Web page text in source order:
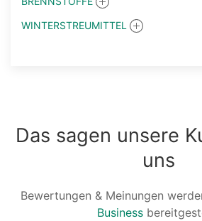
WINTERSTREUMITTEL
Das sagen unsere
uns
Bewertungen & Meinungen
Business